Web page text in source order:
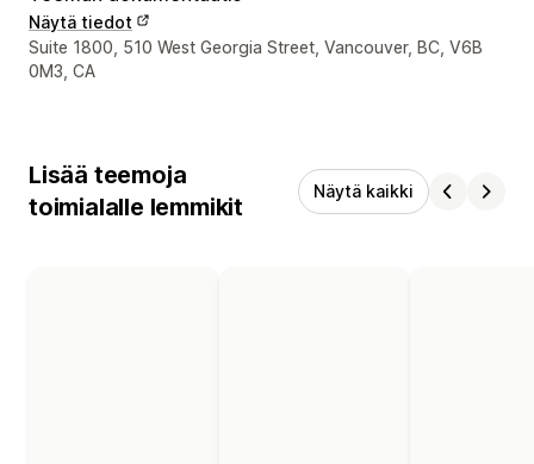
Näytä tiedot
Suunnittelijan yhteystiedot
Suite 1800, 510 West Georgia Street, Vancouver, BC, V6B
0M3, CA
Lisää teemoja
toimialalle lemmikit
Näytä kaikki